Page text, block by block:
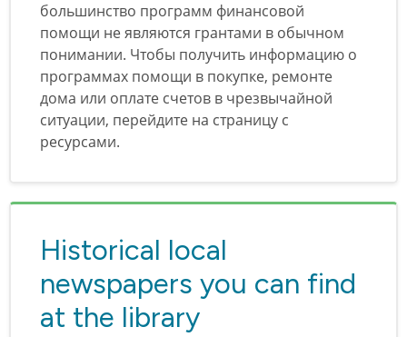
большинство программ финансовой
помощи не являются грантами в обычном
понимании. Чтобы получить информацию о
программах помощи в покупке, ремонте
дома или оплате счетов в чрезвычайной
ситуации, перейдите на страницу с
ресурсами.
Historical local
newspapers you can find
at the library